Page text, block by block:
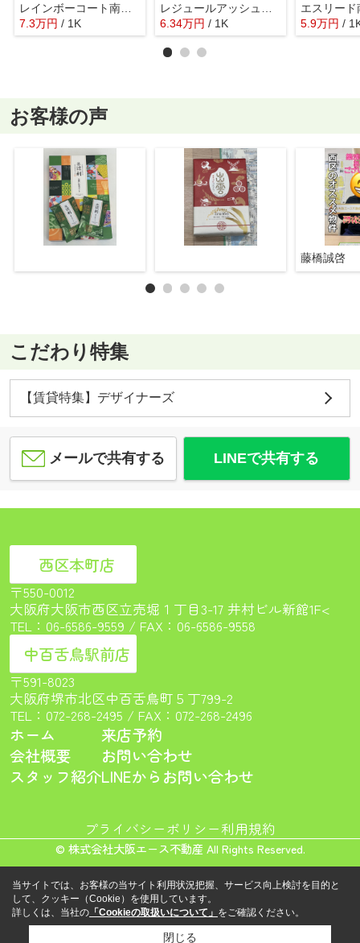
レインボーコート南堀江
7.3万円 / 1K
6.34万円 / 1K 5.9万円 /
お客様の声
藤橋誠啓
こだわり特集
【賃貸特集】デザイナーズ
メールで共有する LINEで共有する
西区本町店
〒550-0012
大阪府大阪市西区立売堀１丁目3-17 井村ビル新館1F<
TEL： 06-6586-9559 / FAX：06-6586-9558
中百舌鳥駅前店
〒591-8023
大阪府堺市北区中百舌鳥町５丁799-2
TEL： 072-268-2495 / FAX：072-268-2496
ホーム
会社概要
スタッフ紹介
来店予約
お問い合わせ
LINEからお問い合わせ
プライバシーポリシー利用規約
© 株式会社大阪エース不動産 All Rights Reserved.
当サイトでは、お客様の当サイト利用状況把握、サービス向上検討を目的と
して、クッキー（Cookie）を使用しています。
詳しくは、当社の 「Cookieの取扱いについて」 をご確認ください。
閉じる